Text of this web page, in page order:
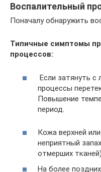
Воспалительный
Поначалу обнаружить
Типичные симптомы
процессов:
Если затянуть с
процессы
Повышение
период.
Кожа верхней
неприятный
отмерших тканей).
На более